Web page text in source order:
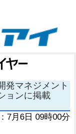
発マネジメント
ョンに掲載
7月6日 09時00分